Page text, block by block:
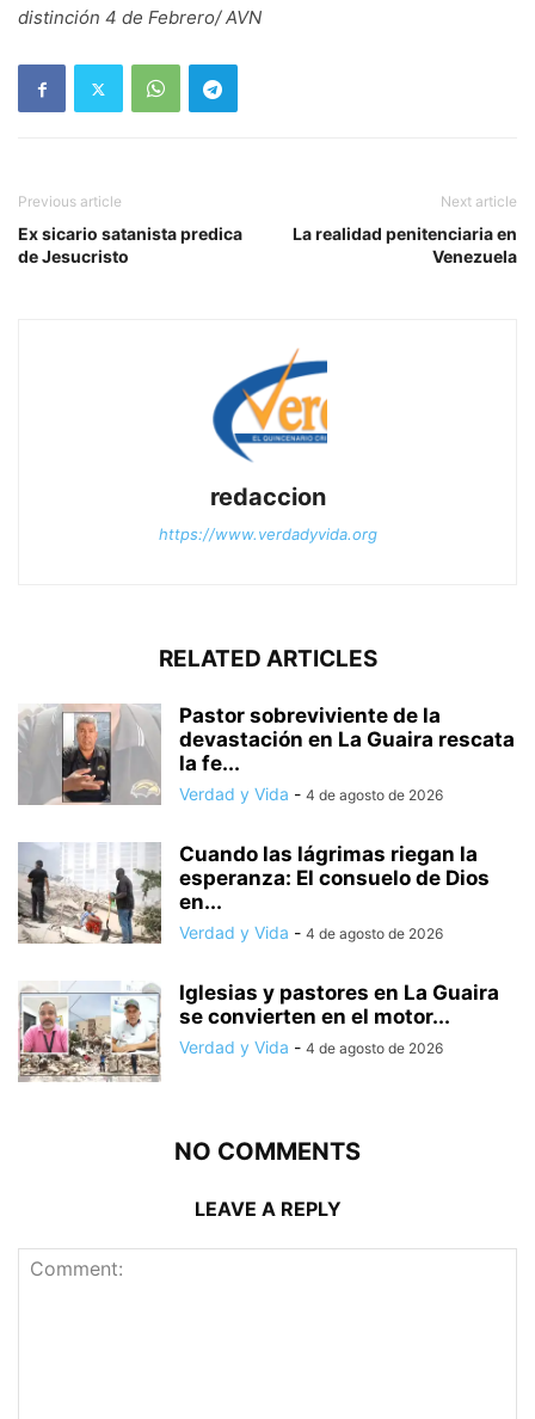
distinción 4 de Febrero/ AVN
Previous article
Ex sicario satanista predica
de Jesucristo
Next article
La realidad penitenciaria en
Venezuela
redaccion
https://www.verdadyvida.org
RELATED ARTICLES
Pastor sobreviviente de la
devastación en La Guaira rescata
la fe...
Verdad y Vida - 4 de agosto de 2026
Cuando las lágrimas riegan la
esperanza: El consuelo de Dios
en...
Verdad y Vida - 4 de agosto de 2026
Iglesias y pastores en La Guaira
se convierten en el motor...
Verdad y Vida - 4 de agosto de 2026
NO COMMENTS
LEAVE A REPLY